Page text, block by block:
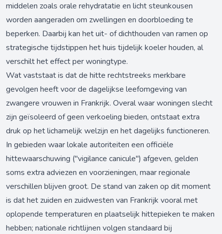
middelen zoals orale rehydratatie en licht steunkousen
worden aangeraden om zwellingen en doorbloeding te
beperken. Daarbij kan het uit- of dichthouden van ramen op
strategische tijdstippen het huis tijdelijk koeler houden, al
verschilt het effect per woningtype.
Wat vaststaat is dat de hitte rechtstreeks merkbare
gevolgen heeft voor de dagelijkse leefomgeving van
zwangere vrouwen in Frankrijk. Overal waar woningen slecht
zijn geïsoleerd of geen verkoeling bieden, ontstaat extra
druk op het lichamelijk welzijn en het dagelijks functioneren.
In gebieden waar lokale autoriteiten een officiële
hittewaarschuwing ("vigilance canicule") afgeven, gelden
soms extra adviezen en voorzieningen, maar regionale
verschillen blijven groot. De stand van zaken op dit moment
is dat het zuiden en zuidwesten van Frankrijk vooral met
oplopende temperaturen en plaatselijk hittepieken te maken
hebben; nationale richtlijnen volgen standaard bij